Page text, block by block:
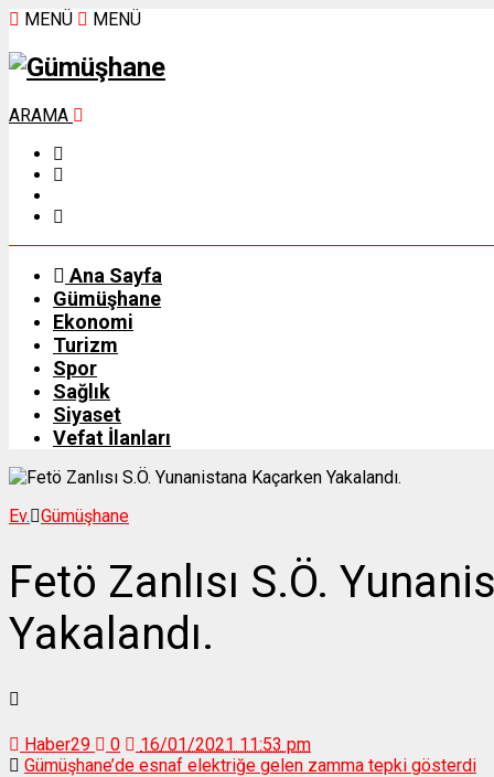
MENÜ MENÜ
ARAMA
Ana Sayfa
Gümüşhane
Ekonomi
Turizm
Spor
Sağlık
Siyaset
Vefat İlanları
Ev. Gümüşhane
Fetö Zanlısı S.Ö.
Yakalandı.
Haber29 0
16/01/2021 11:53 pm
Gümüşhane’de esnaf elektriğe gelen zamma tepki gösterdi